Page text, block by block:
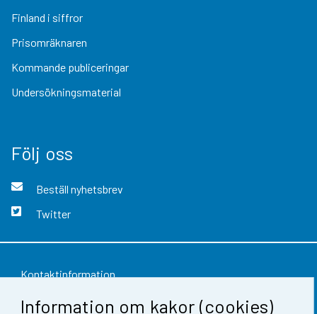
Information om kakor (cookies)
Finland i siffror
Prisomräknaren
Kommande publiceringar
Undersökningsmaterial
Följ oss
Beställ nyhetsbrev
Twitter
Kontaktinformation
Respons